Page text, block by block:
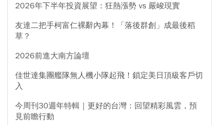
2026年下半年投資展望：狂熱漲勢 vs 嚴峻現實
友達二把手柯富仁裸辭內幕！「落後群創」成最後稻
草？
2026前進大南方論壇
佳世達集團艦隊無人機小隊起飛！鎖定美日頂級客戶切
入
今周刊30週年特輯｜更好的台灣：回望精彩風雲，預
見前瞻行動